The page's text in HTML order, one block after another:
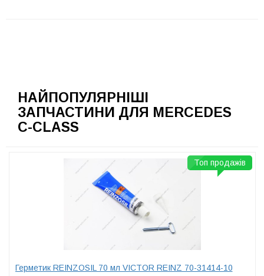
НАЙПОПУЛЯРНІШІ
ЗАПЧАСТИНИ ДЛЯ MERCEDES
C-CLASS
Герметик REINZOSIL 70 мл VICTOR REINZ 70-31414-10
Топ продажів